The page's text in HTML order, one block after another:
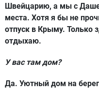
Швейцарию, а мы с
места. Хотя я бы не
отпуск в Крыму. Только
отдыхаю.
У вас там дом?
Да. Уютный дом на